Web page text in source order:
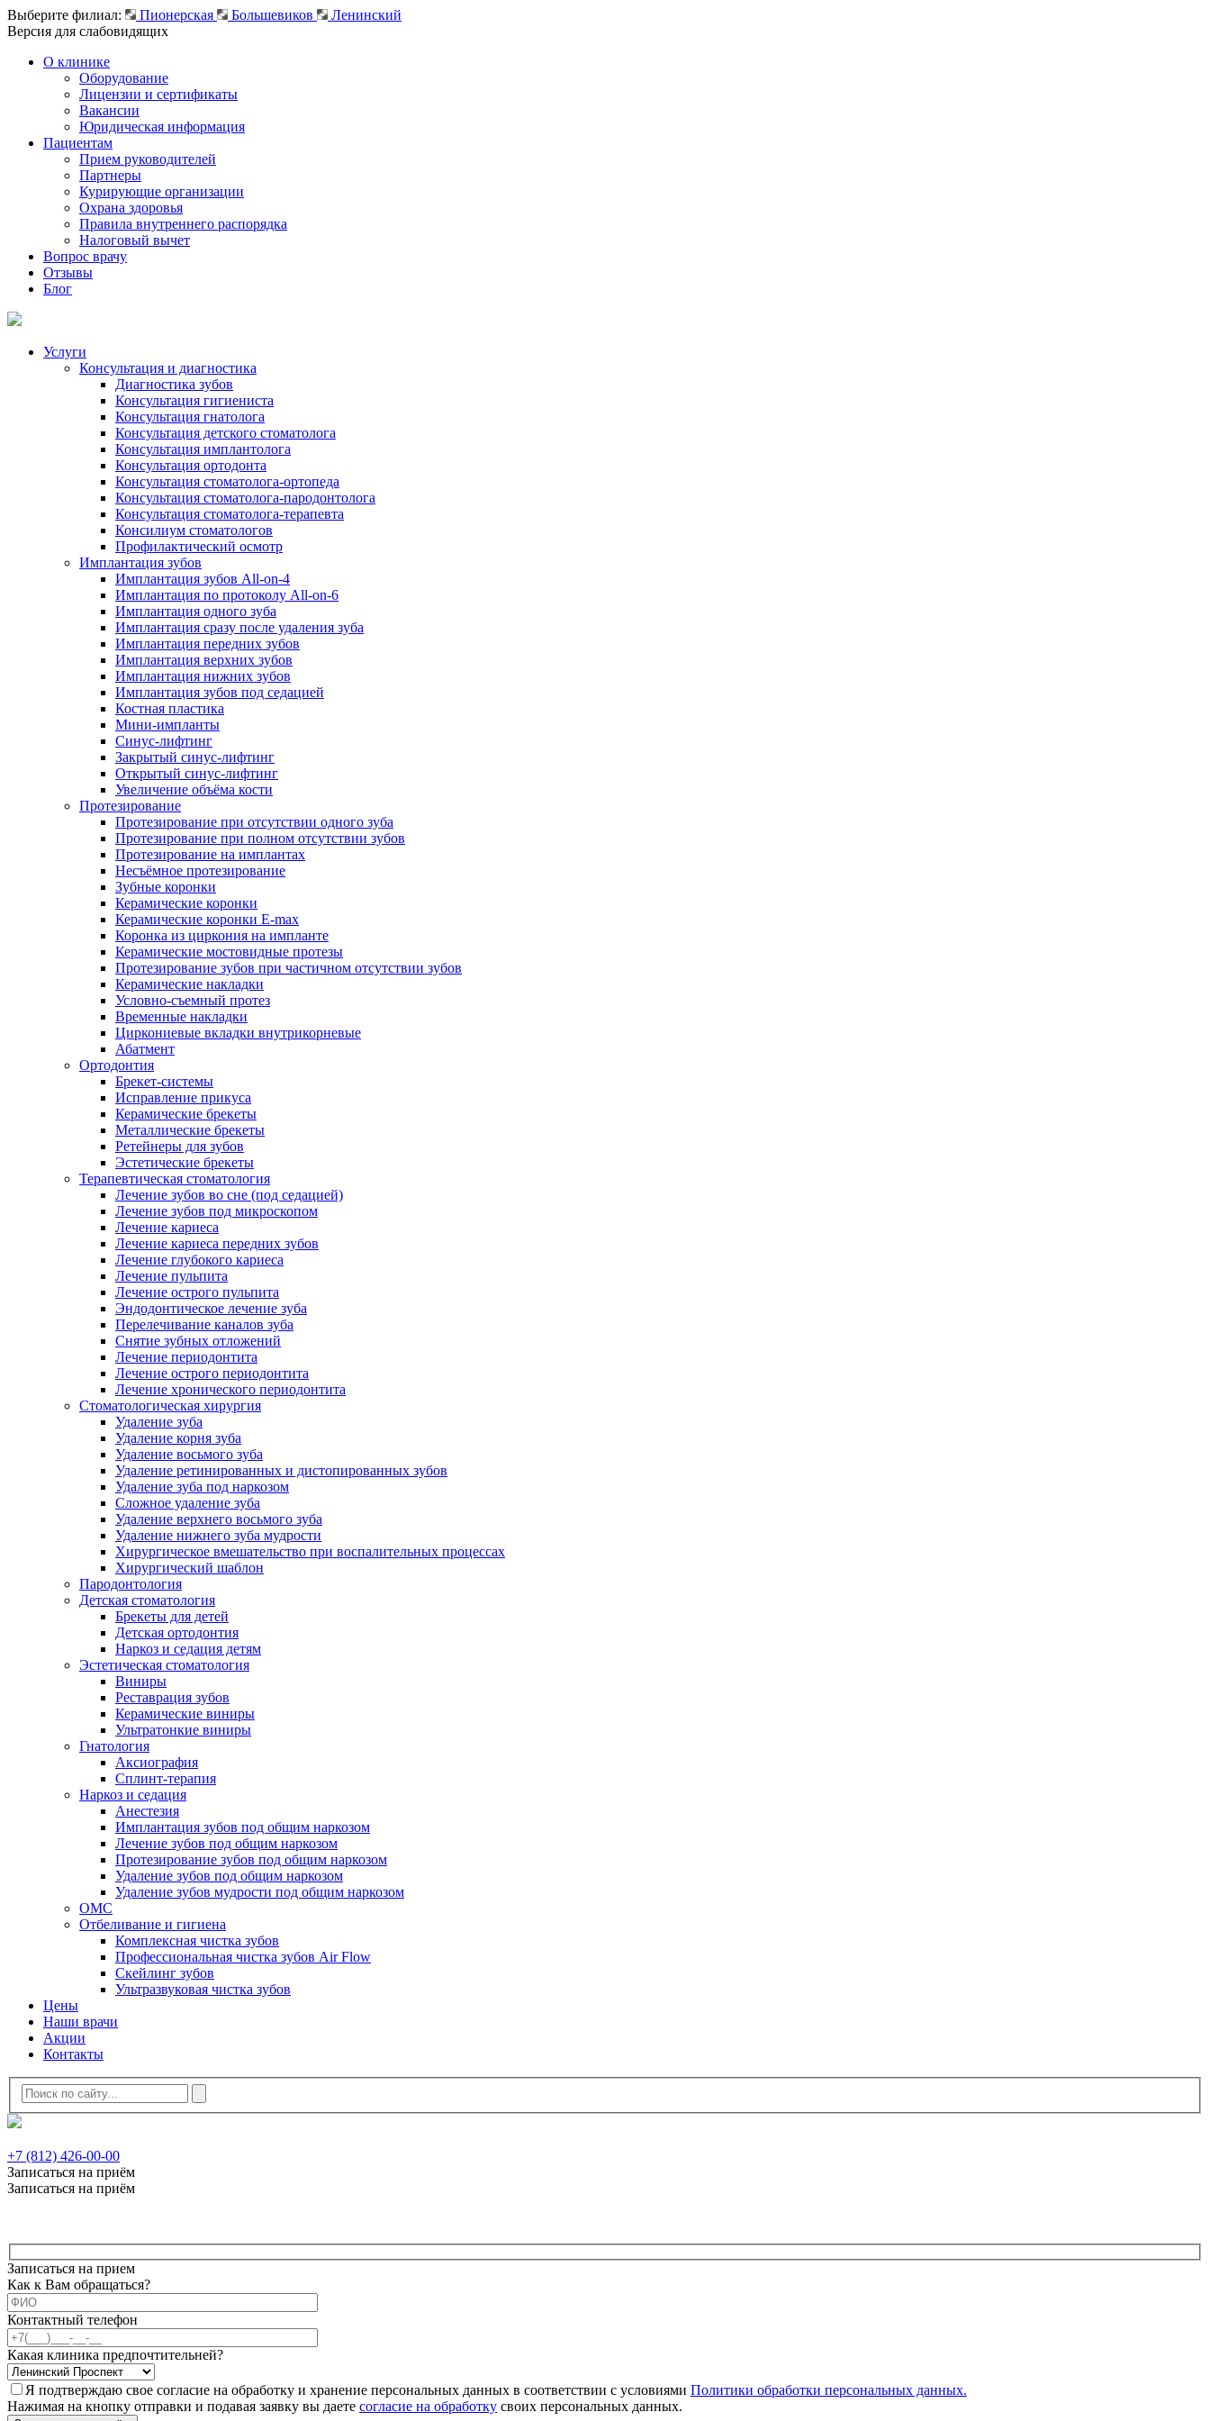
Выберите филиал: Пионерская Большевиков
Ленинский
Версия для слабовидящих
О клинике
Оборудование
Лицензии и сертификаты
Вакансии
Юридическая информация
Пациентам
Прием руководителей
Партнеры
Курирующие организации
Охрана здоровья
Правила внутреннего распорядка
Налоговый вычет
Вопрос врачу
Отзывы
Блог
Услуги
Консультация и диагностика
Диагностика зубов
Консультация гигиениста
Консультация гнатолога
Консультация детского стоматолога
Консультация имплантолога
Консультация ортодонта
Консультация стоматолога-ортопеда
Консультация стоматолога-пародонтолога
Консультация стоматолога-терапевта
Консилиум стоматологов
Профилактический осмотр
Имплантация зубов
Имплантация зубов All-on-4
Имплантация по протоколу All-on-6
Имплантация одного зуба
Имплантация сразу после удаления зуба
Имплантация передних зубов
Имплантация верхних зубов
Имплантация нижних зубов
Имплантация зубов под седацией
Костная пластика
Мини-импланты
Синус-лифтинг
Закрытый синус-лифтинг
Открытый синус-лифтинг
Увеличение объёма кости
Протезирование
Протезирование при отсутствии одного зуба
Протезирование при полном отсутствии зубов
Протезирование на имплантах
Несъёмное протезирование
Зубные коронки
Керамические коронки
Керамические коронки E-max
Коронка из циркония на импланте
Керамические мостовидные протезы
Протезирование зубов при частичном отсутствии зубов
Керамические накладки
Условно-съемный протез
Временные накладки
Циркониевые вкладки внутрикорневые
Абатмент
Ортодонтия
Брекет-системы
Исправление прикуса
Керамические брекеты
Металлические брекеты
Ретейнеры для зубов
Эстетические брекеты
Терапевтическая стоматология
Лечение зубов во сне (под седацией)
Лечение зубов под микроскопом
Лечение кариеса
Лечение кариеса передних зубов
Лечение глубокого кариеса
Лечение пульпита
Лечение острого пульпита
Эндодонтическое лечение зуба
Перелечивание каналов зуба
Снятие зубных отложений
Лечение периодонтита
Лечение острого периодонтита
Лечение хронического периодонтита
Стоматологическая хирургия
Удаление зуба
Удаление корня зуба
Удаление восьмого зуба
Удаление ретинированных и дистопированных зубов
Удаление зуба под наркозом
Сложное удаление зуба
Удаление верхнего восьмого зуба
Удаление нижнего зуба мудрости
Хирургическое вмешательство при воспалительных процессах
Хирургический шаблон
Пародонтология
Детская стоматология
Брекеты для детей
Детская ортодонтия
Наркоз и седация детям
Эстетическая стоматология
Виниры
Реставрация зубов
Керамические виниры
Ультратонкие виниры
Гнатология
Аксиография
Сплинт-терапия
Наркоз и седация
Анестезия
Имплантация зубов под общим наркозом
Лечение зубов под общим наркозом
Протезирование зубов под общим наркозом
Удаление зубов под общим наркозом
Удаление зубов мудрости под общим наркозом
ОМС
Отбеливание и гигиена
Комплексная чистка зубов
Профессиональная чистка зубов Air Flow
Скейлинг зубов
Ультразвуковая чистка зубов
Цены
Наши врачи
Акции
Контакты
+7 (812) 426-00-00
Записаться на приём
Записаться на приём
Записаться на прием
Как к Вам обращаться?
Контактный телефон
Какая клиника предпочтительней?
Я подтверждаю свое согласие на обработку и хранение персональных данных в соответствии с условиями Политики обработки персональных данных.
Нажимая на кнопку отправки и подавая заявку вы даете согласие на обработку своих персональных данных.